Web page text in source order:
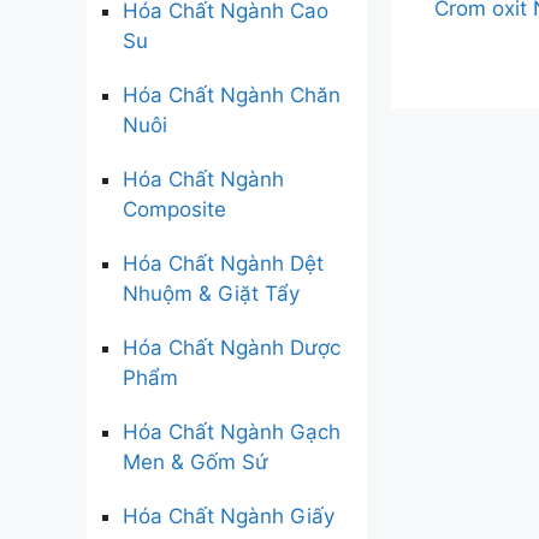
Crom oxit
Hóa Chất Ngành Cao
Su
Hóa Chất Ngành Chăn
Nuôi
Hóa Chất Ngành
Composite
Hóa Chất Ngành Dệt
Nhuộm & Giặt Tẩy
Hóa Chất Ngành Dược
Phẩm
Hóa Chất Ngành Gạch
Men & Gốm Sứ
Hóa Chất Ngành Giấy